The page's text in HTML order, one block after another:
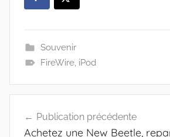
Souvenir
FireWire, iPod
de
Publication précédente
Achetez une New Beetle,